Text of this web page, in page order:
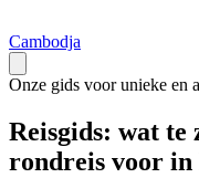
Cambodja
Onze gids voor unieke en
Reisgids: wat te
rondreis voor in